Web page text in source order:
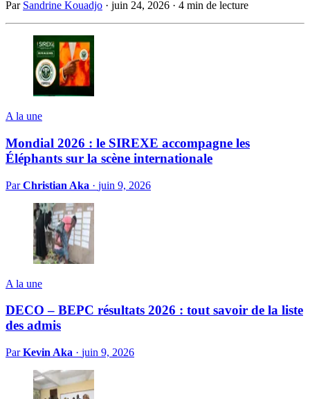
Par Sandrine Kouadjo · juin 24, 2026 · 4 min de lecture
A la une
Mondial 2026 : le SIREXE accompagne les
Éléphants sur la scène internationale
ParChristian Aka · juin 9, 2026
A la une
DECO – BEPC résultats 2026 : tout savoir de la liste
des admis
ParKevin Aka · juin 9, 2026